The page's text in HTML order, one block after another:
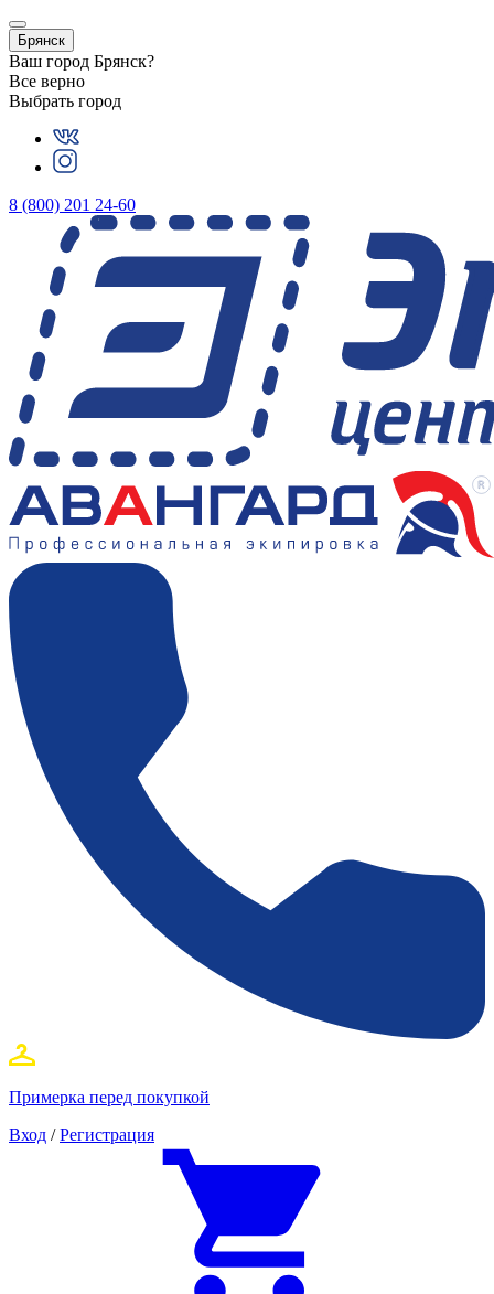
Брянск
Ваш город Брянск?
Все верно
Выбрать город
8 (800) 201 24-60
Примерка перед покупкой
Вход / Регистрация